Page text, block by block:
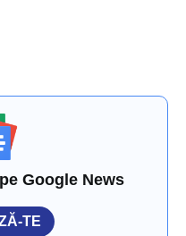
Google News
TE